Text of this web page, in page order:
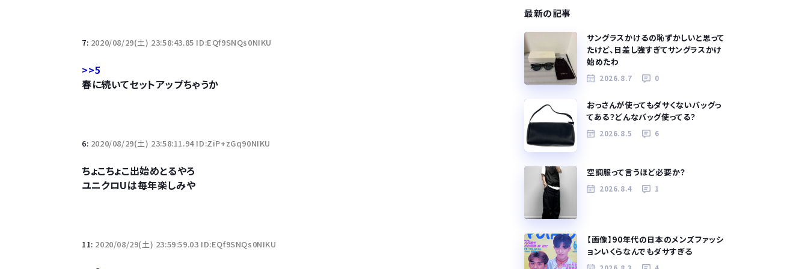
7: 2020/08/29(土) 23:58:43.85 ID:EQf9SNQs0NIKU
>>5
春に続いてセットアップちゃうか
6: 2020/08/29(土) 23:58:11.94 ID:ZiP+zGq90NIKU
ちょこちょこ出始めとるやろ
ユニクロUは毎年楽しみや
11: 2020/08/29(土) 23:59:59.03 ID:EQf9SNQs0NIKU
最新の記事
サングラスかけるの恥ずかしいと思って
たけど、日差し強すぎてサングラスかけ
始めたわ
2026.8.7 0
おっさんが使ってもダサくないバッグっ
てある？どんなバッグ使ってる？
2026.8.5 6
空調服って言うほど必要か？
2026.8.4 1
【画像】90年代の日本のメンズファッシ
ョンいくらなんでもダサすぎる